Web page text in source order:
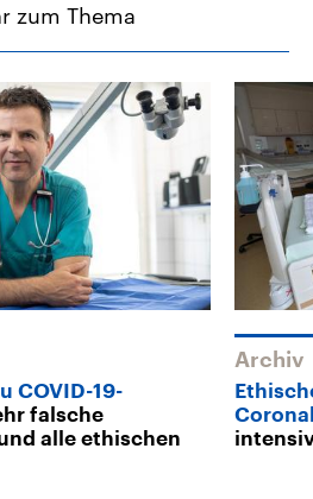
zum Thema
COVID-19-
falsche
alle ethischen
Archiv